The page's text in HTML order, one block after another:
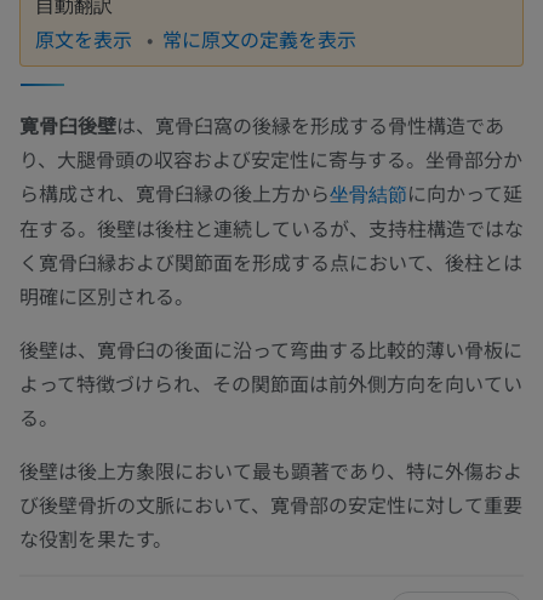
原文を表示 常に原文の定義を表示
寛骨臼後壁は、寛骨臼窩の後縁を形成する骨性構造であ
り、大腿骨頭の収容および安定性に寄与する。坐骨部分か
ら構成され、寛骨臼縁の後上方から坐骨結節に向かって延
在する。後壁は後柱と連続しているが、支持柱構造ではな
く寛骨臼縁および関節面を形成する点において、後柱とは
明確に区別される。
後壁は、寛骨臼の後面に沿って弯曲する比較的薄い骨板に
よって特徴づけられ、その関節面は前外側方向を向いてい
る。
後壁は後上方象限において最も顕著であり、特に外傷およ
び後壁骨折の文脈において、寛骨部の安定性に対して重要
な役割を果たす。